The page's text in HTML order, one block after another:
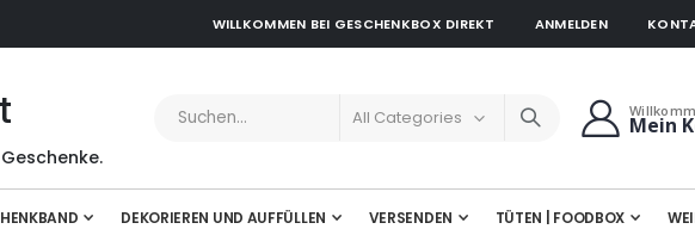
WILLKOMMEN BEI GESCHENKBOX DIREKT ANMELDEN
Mein
DEKORIEREN UND AUFFÜLLEN VERSENDEN TÜTEN | FOODBOX